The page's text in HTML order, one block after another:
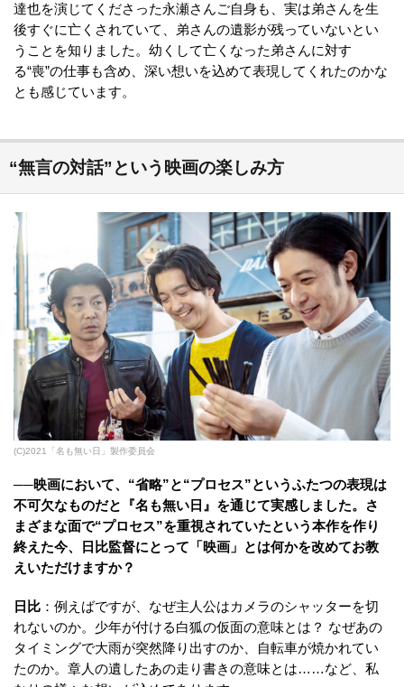
達也を演じてくださった永瀬さんご自身も、実は弟さんを生
後すぐに亡くされていて、弟さんの遺影が残っていないとい
うことを知りました。幼くして亡くなった弟さんに対す
る“喪”の仕事も含め、深い想いを込めて表現してくれたのかな
とも感じています。
“無言の対話”という映画の楽しみ方
(C)2021「名も無い日」製作委員会
──映画において、“省略”と“プロセス”というふたつの表現は
不可欠なものだと『名も無い日』を通じて実感しました。さ
まざまな面で“プロセス”を重視されていたという本作を作り
終えた今、日比監督にとって「映画」とは何かを改めてお教
えいただけますか？
日比 ：例えばですが、なぜ主人公はカメラのシャッターを切
れないのか。少年が付ける白狐の仮面の意味とは？ なぜあの
タイミングで大雨が突然降り出すのか、自転車が焼かれてい
たのか。章人の遺したあの走り書きの意味とは……など、私